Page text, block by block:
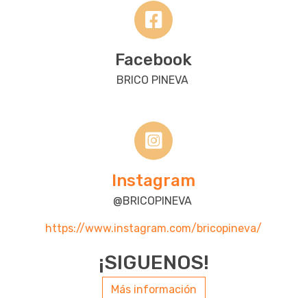
Facebook
BRICO PINEVA
Instagram
@BRICOPINEVA
https://www.instagram.com/bricopineva/
¡SIGUENOS!
Más información